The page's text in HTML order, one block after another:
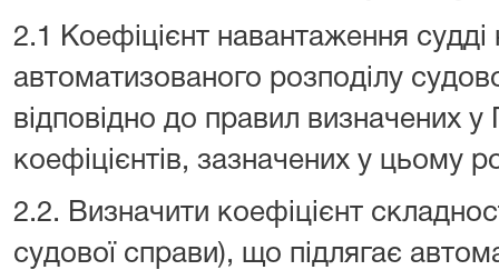
2.1 Коефіцієнт навантаження
автоматизованого розподілу
відповідно до правил визначених
коефіцієнтів, зазначених у цьому
2.2. Визначити коефіцієнт
судової справи), що підлягає